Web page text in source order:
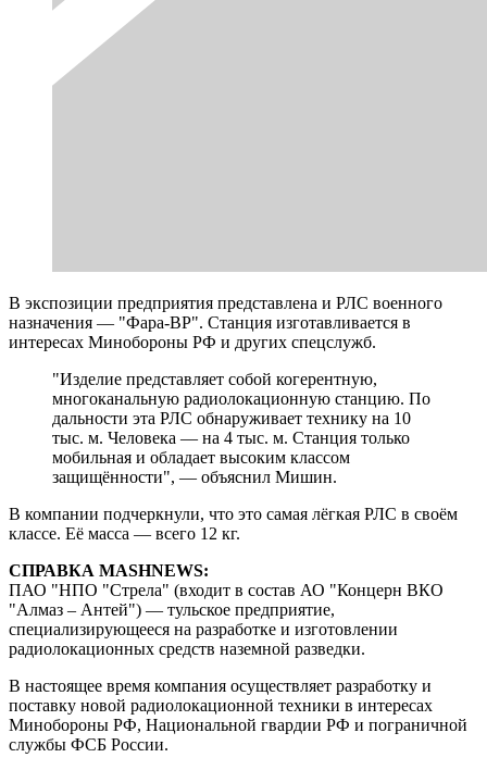
В экспозиции предприятия представлена и РЛС военного
назначения — "Фара-ВР". Станция изготавливается в
интересах Минобороны РФ и других спецслужб.
"Изделие представляет собой когерентную,
многоканальную радиолокационную станцию. По
дальности эта РЛС обнаруживает технику на 10
тыс. м. Человека — на 4 тыс. м. Станция только
мобильная и обладает высоким классом
защищённости", — объяснил Мишин.
В компании подчеркнули, что это самая лёгкая РЛС в своём
классе. Её масса — всего 12 кг.
СПРАВКА MASHNEWS:
ПАО "НПО "Стрела" (входит в состав АО "Концерн ВКО
"Алмаз – Антей") — тульское предприятие,
специализирующееся на разработке и изготовлении
радиолокационных средств наземной разведки.
В настоящее время компания осуществляет разработку и
поставку новой радиолокационной техники в интересах
Минобороны РФ, Национальной гвардии РФ и пограничной
службы ФСБ России.